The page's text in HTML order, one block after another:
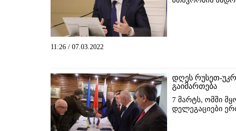
11:26 / 07.03.2022
დღეს რუსეთ-
გაიმართება
7 მარტს, ომში
დელეგაციები